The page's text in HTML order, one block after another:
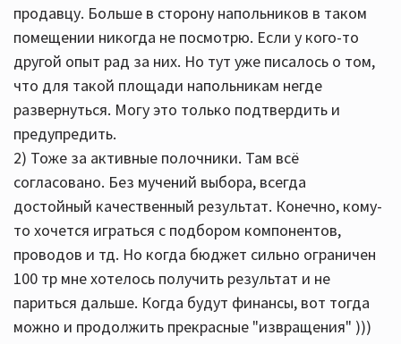
продавцу. Больше в сторону напольников в таком
помещении никогда не посмотрю. Если у кого-то
другой опыт рад за них. Но тут уже писалось о том,
что для такой площади напольникам негде
развернуться. Могу это только подтвердить и
предупредить.
2) Тоже за активные полочники. Там всё
согласовано. Без мучений выбора, всегда
достойный качественный результат. Конечно, кому-
то хочется играться с подбором компонентов,
проводов и тд. Но когда бюджет сильно ограничен
100 тр мне хотелось получить результат и не
париться дальше. Когда будут финансы, вот тогда
можно и продолжить прекрасные "извращения" )))